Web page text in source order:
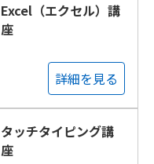
Excel（エクセル）講
座
詳細を見る
タッチタイピング講
座